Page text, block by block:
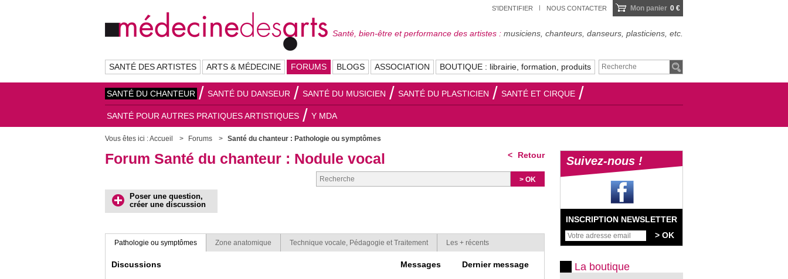
S'IDENTIFIER NOUS CONTACTER Mon panier 0 €
Santé, bien-être et performance des artistes : musiciens, chanteurs, danseurs, plasticiens, etc.
SANTÉ DES ARTISTES ARTS & MÉDECINE FORUMS BLOGS ASSOCIATION BOUTIQUE : librairie, formation, produits
SANTÉ DU CHANTEUR SANTÉ DU DANSEUR SANTÉ DU MUSICIEN SANTÉ DU PLASTICIEN SANTÉ ET CIRQUE
SANTÉ POUR AUTRES PRATIQUES ARTISTIQUES Y MDA
Vous êtes ici :Accueil Forums Santé du chanteur : Pathologie ou symptômes
Retour
Forum Santé du chanteur : Nodule vocal
Poser une question,
créer une discussion
Pathologie ou symptômes Zone anatomique Technique vocale, Pédagogie et Traitement Les + récents
Discussions Messages Dernier message
Suivez-nous !
INSCRIPTION NEWSLETTER
La boutique